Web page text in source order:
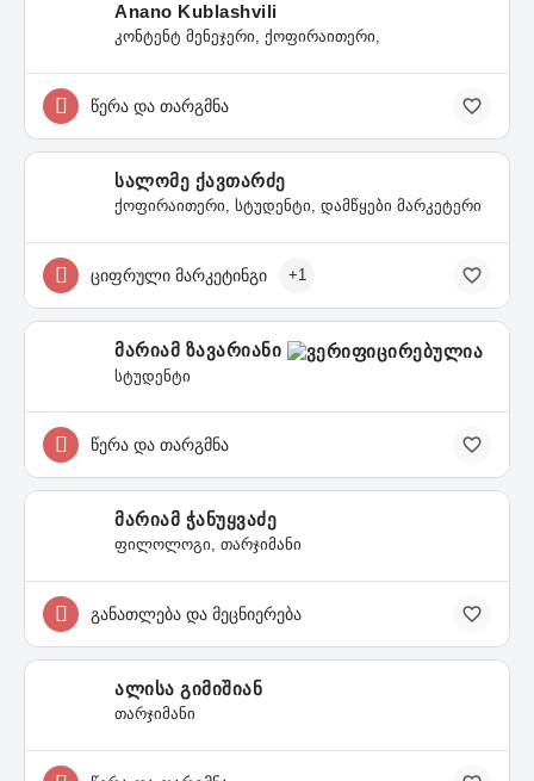
Anano Kublashvili
კონტენტ მენეჯერი, ქოფირაითერი,
წერა და თარგმნა
სალომე ქავთარძე
ქოფირაითერი, სტუდენტი, დამწყები მარკეტერი
ციფრული მარკეტინგი +1
მარიამ ზავარიანი
სტუდენტი
წერა და თარგმნა
მარიამ ჭანუყვაძე
ფილოლოგი, თარჯიმანი
განათლება და მეცნიერება
ალისა გიმიშიან
თარჯიმანი